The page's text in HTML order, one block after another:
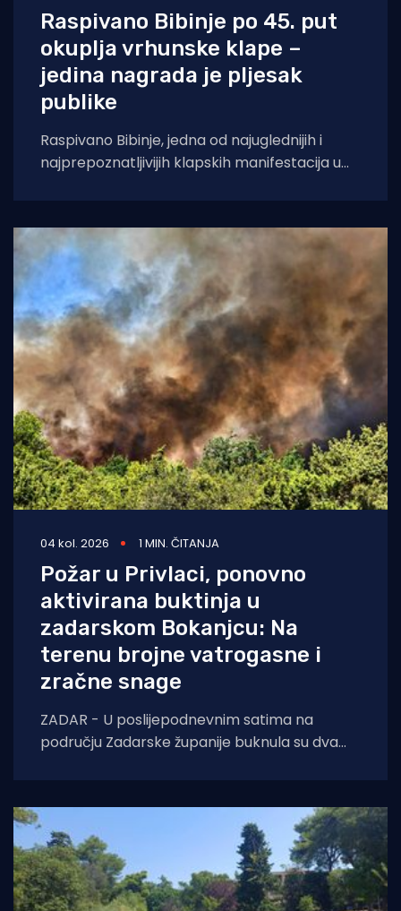
Raspivano Bibinje po 45. put
okuplja vrhunske klape –
jedina nagrada je pljesak
publike
Raspivano Bibinje, jedna od najuglednijih i
najprepoznatljivijih klapskih manifestacija u
04 kol. 2026 1 MIN. ČITANJA
Požar u Privlaci, ponovno
aktivirana buktinja u
zadarskom Bokanjcu: Na
terenu brojne vatrogasne i
zračne snage
ZADAR - U poslijepodnevnim satima na
području Zadarske županije buknula su dva